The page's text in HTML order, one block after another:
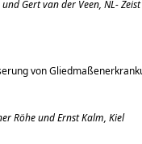
Gert van der Veen, NL- Zeist
von
Röhe und Ernst Kalm, Kiel